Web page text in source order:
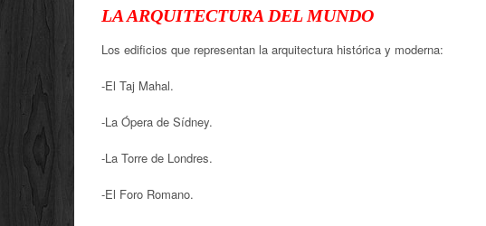
LA ARQUITECTURA DEL MUNDO
Los edificios que representan la arquitectura histórica y moderna:
-El Taj Mahal.
-La Ópera de Sídney.
-La Torre de Londres.
-El Foro Romano.